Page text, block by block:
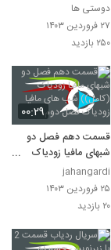
دوستی ها
۲۷ فروردین ۱۴۰۳
۲۵۰ بازدید
۰۰:۲۹
قسمت دهم فصل دو
شبهای مافیا زودیاک
(کامل)) شب های مافیا
زودیاک فصل دوم
jahangardi
۲۵ فروردین ۱۴۰۳
۲۰ بازدید